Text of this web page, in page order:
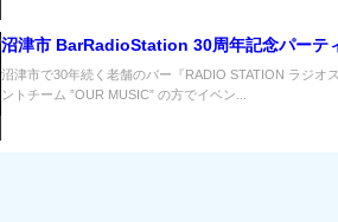
沼津市 BarRadioStation 30周年記念パーテ
沼津市で30年続く老舗のバー『RADIO STATION ラジオ
ントチーム ”OUR MUSIC” の方でイベン...